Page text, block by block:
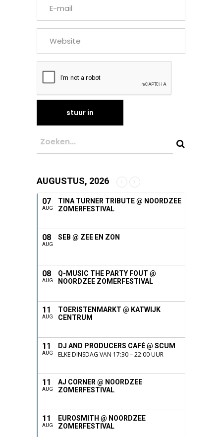
AUGUSTUS, 2026
07
AUG
TINA TURNER TRIBUTE @ NOORDZEE
ZOMERFESTIVAL
08
AUG
SEB @ ZEE EN ZON
08
AUG
Q-MUSIC THE PARTY FOUT @
NOORDZEE ZOMERFESTIVAL
11
AUG
TOERISTENMARKT @ KATWIJK
CENTRUM
11
AUG
DJ AND PRODUCERS CAFÉ @ SCUM
ELKE DINSDAG VAN 17:30 – 22:00 UUR
11
AUG
AJ CORNER @ NOORDZEE
ZOMERFESTIVAL
11
AUG
EUROSMITH @ NOORDZEE
ZOMERFESTIVAL